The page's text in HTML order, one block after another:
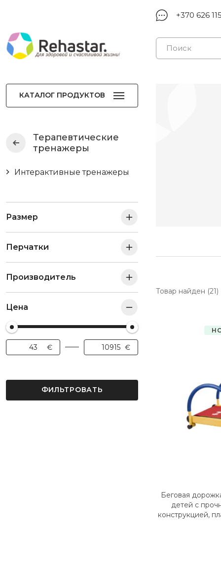
+370 626
КАТАЛОГ ПРОДУКТОВ
Терапевтические
тренажеры
Интерактивные тренажеры
Размер
Перчатки
Производитель
Цена
ФИЛЬТРОВАТЬ
Товар найден (21)
Беговая
детей с
конструкцией,